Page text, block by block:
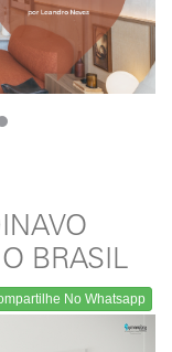
8
BRASIL
No Whatsapp